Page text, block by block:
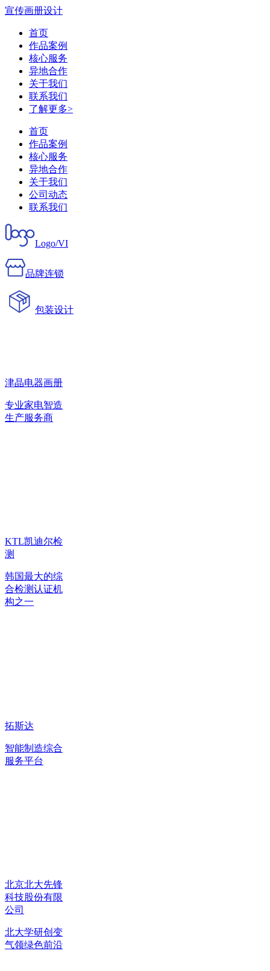
宣传画册设计
首页
作品案例
核心服务
异地合作
关于我们
联系我们
了解更多>
首页
作品案例
核心服务
异地合作
关于我们
公司动态
联系我们
Logo/VI
品牌连锁
包装设计
津晶电器画册
专业家电智造
生产服务商
KTL凯迪尔检
测
韩国最大的综
合检测认证机
构之一
拓斯达
智能制造综合
服务平台
北京北大先锋
科技股份有限
公司
北大学研创变
气领绿色前沿